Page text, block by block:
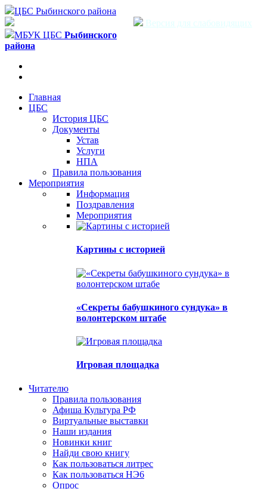
ЦБС Рыбинского района
Версия для слабовидящих
МБУК ЦБС Рыбинского
района
Главная
ЦБС
История ЦБС
Документы
Устав
Услуги
НПА
Правила пользования
Мероприятия
Информация
Поздравления
Мероприятия
Картины с историей
«Секреты бабушкиного сундука» в
волонтерском штабе
Игровая площадка
Читателю
Правила пользования
Афиша Культура РФ
Виртуальные выставки
Наши издания
Новинки книг
Найди свою книгу
Как пользоваться литрес
Как пользоваться НЭ6
Опрос